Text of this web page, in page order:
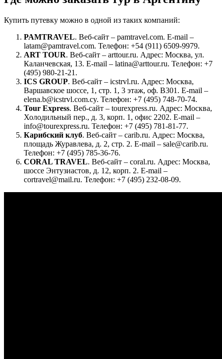
Купить путевку можно в одной из таких компаний:
PAMTRAVEL. Веб-сайт – pamtravel.com. E-mail –
latam@pamtravel.com. Телефон: +54 (911) 6509-9979.
ART TOUR. Веб-сайт – arttour.ru. Адрес: Москва, ул.
Каланчевская, 13. E-mail – latina@arttour.ru. Телефон: +7
(495) 980-21-21.
ICS GROUP. Веб-сайт – icstrvl.ru. Адрес: Москва,
Варшавское шоссе, 1, стр. 1, 3 этаж, оф. В301. E-mail –
elena.b@icstrvl.com.cy. Телефон: +7 (495) 748-70-74.
Tour Express. Веб-сайт – tourexpress.ru. Адрес: Москва,
Холодильный пер., д. 3, корп. 1, офис 2202. E-mail –
info@tourexpress.ru. Телефон: +7 (495) 781-81-77.
Карибский клуб. Веб-сайт – carib.ru. Адрес: Москва,
площадь Журавлева, д. 2, стр. 2. E-mail – sale@carib.ru.
Телефон: +7 (495) 785-36-76.
CORAL TRAVEL. Веб-сайт – coral.ru. Адрес: Москва,
шоссе Энтузиастов, д. 12, корп. 2. E-mail –
cortravel@mail.ru. Телефон: +7 (495) 232-08-09.